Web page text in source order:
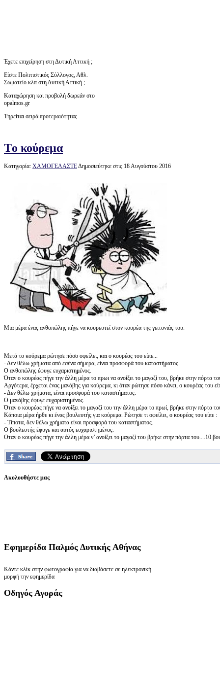
Έχετε επιχείρηση στη Δυτική Αττική ;
Είστε Πολιτιστικός Σύλλογος, Αθλ.
Σωματείο κλπ στη Δυτική Αττική ;
Καταχώρηση και προβολή δωρεάν στο
opalmos.gr
Τηρείται σειρά προτεραιότητας
Tο κούρεμα
Κατηγορία: ΧΑΜΟΓΕΛΑΣΤΕΔημοσιεύτηκε στις 18 Αυγούστου 2016
Μια μέρα ένας ανθοπώλης πήγε να κουρευτεί στον κουρέα της γειτονιάς του.
Μετά το κούρεμα ρώτησε πόσο οφείλει, και ο κουρέας του είπε...
- Δεν θέλω χρήματα από εσένα σήμερα, είναι προσφορά του καταστήματος.
Ο ανθοπώλης έφυγε ευχαριστημένος.
Όταν ο κουρέας πήγε την άλλη μέρα το πρωι να ανοίξει το μαγαζί του, βρήκε στην πόρτα
Αργότερα, έρχεται ένας μανάβης για κούρεμα, κι όταν ρώτησε πόσο κάνει, ο κουρέας του
- Δεν θέλω χρήματα, είναι προσφορά του καταστήματος.
Ο μανάβης έφυγε ευχαριστημένος.
Όταν ο κουρέας πήγε να ανοίξει το μαγαζί του την άλλη μέρα το πρωί, βρήκε στην πόρτα
Κάποια μέρα ήρθε κι ένας βουλευτής για κούρεμα. Ρώτησε τι οφείλει, ο κουρέας του είπε :
- Τίποτα, δεν θέλω χρήματα είναι προσφορά του καταστήματος.
Ο βουλευτής έφυγε και αυτός ευχαριστημένος.
Οταν ο κουρέας πήγε την άλλη μέρα ν’ ανοίξει το μαγαζί του βρήκε στην πόρτα του....10
Ακολουθήστε μας
Εφημερίδα Παλμός Δυτικής Αθήνας
Κάντε κλίκ στην φωτογραφία για να διαβάσετε σε ηλεκτρονική
μορφή την εφημερίδα
Οδηγός Αγοράς